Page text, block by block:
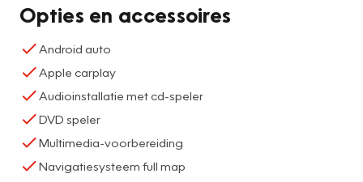
Opties en accessoires
Android auto
Apple carplay
Audioinstallatie met cd-speler
DVD speler
Multimedia-voorbereiding
Navigatiesysteem full map